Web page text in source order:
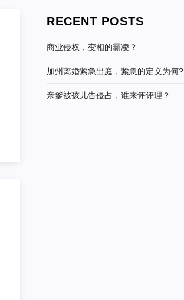
RECENT POSTS
商业侵权，变相的霸凌？
加州离婚紧急出庭，紧急的定义为何?
亲爹被孩儿告侵占，谁来评评理？